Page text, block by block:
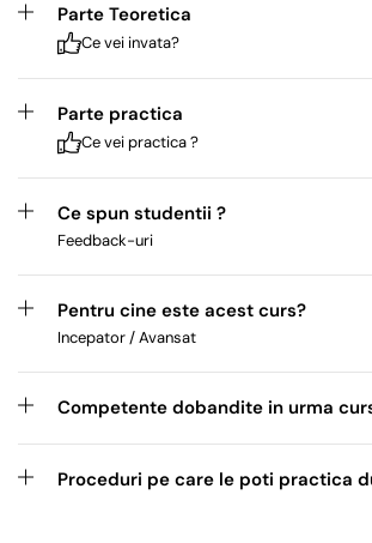
Parte Teoretica
Ce vei invata?
Parte practica
Ce vei practica ?
Ce spun studentii ?
Feedback-uri
Pentru cine este acest curs?
Incepator / Avansat
Competente dobandite in urma
Proceduri pe care le poti practica